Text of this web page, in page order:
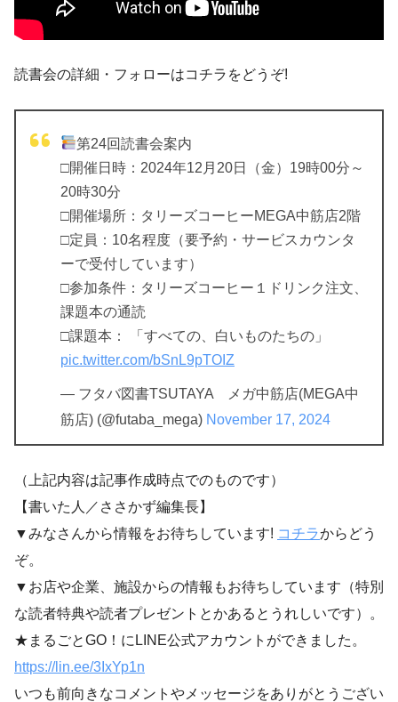
読書会の詳細・フォローはコチラをどうぞ!
第24回読書会案内
□開催日時：2024年12月20日（金）19時00分～
20時30分
□開催場所：タリーズコーヒーMEGA中筋店2階
□定員：10名程度（要予約・サービスカウンタ
ーで受付しています）
□参加条件：タリーズコーヒー１ドリンク注文、
課題本の通読
□課題本： 「すべての、白いものたちの」
pic.twitter.com/bSnL9pTOIZ
— フタバ図書TSUTAYA メガ中筋店(MEGA中
筋店) (@futaba_mega) November 17, 2024
（上記内容は記事作成時点でのものです）
【書いた人／ささかず編集長】
▼みなさんから情報をお待ちしています! コチラからどう
ぞ。
▼お店や企業、施設からの情報もお待ちしています（特別
な読者特典や読者プレゼントとかあるとうれしいです）。
★まるごとGO！にLINE公式アカウントができました。
https://lin.ee/3IxYp1n
いつも前向きなコメントやメッセージをありがとうござい